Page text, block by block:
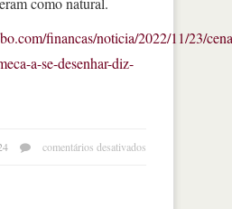
financas/noticia/2022/11/23/
a-se-desenhar-diz-
comentários desativados